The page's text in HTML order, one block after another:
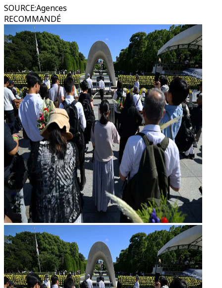
SOURCE:Agences
RECOMMANDÉ